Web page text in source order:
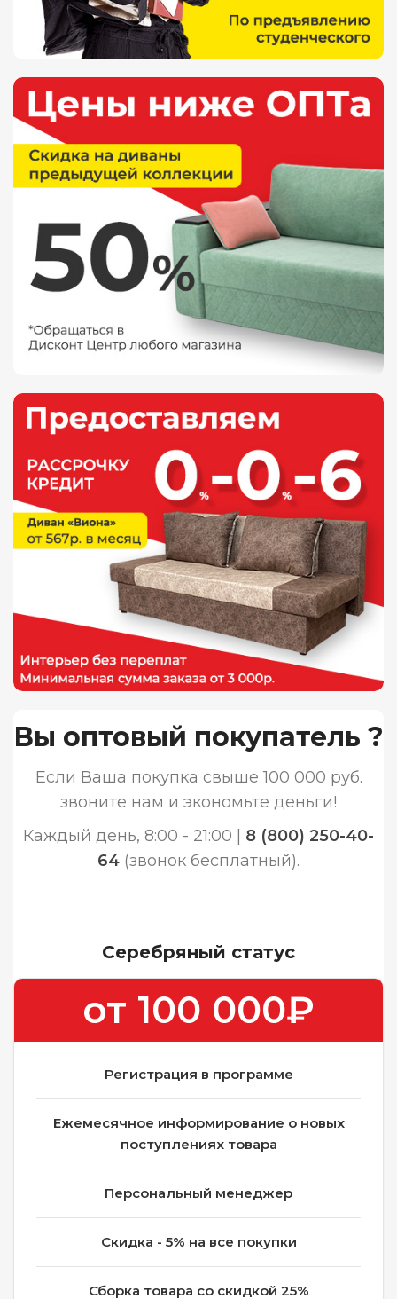
Вы оптовый покупатель ?
Если Ваша покупка свыше 100 000 руб.
звоните нам и экономьте деньги!
Каждый день, 8:00 - 21:00 | 8 (800) 250-40-
64 (звонок бесплатный).
Серебряный статус
от 100 000₽
Регистрация в программе
Ежемесячное информирование о новых
поступлениях товара
Персональный менеджер
Скидка - 5% на все покупки
Сборка товара со скидкой 25%